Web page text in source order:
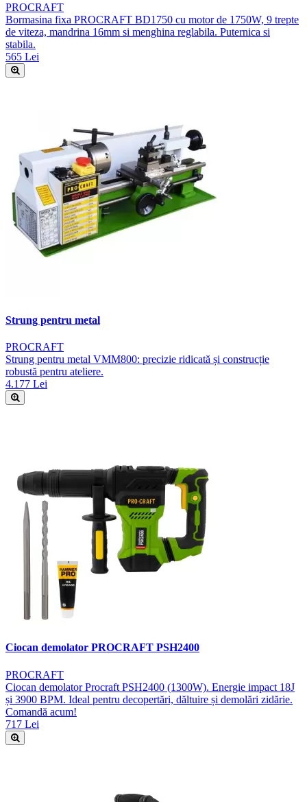
PROCRAFT
Bormasina fixa PROCRAFT BD1750 cu motor de 1750W, 9 trepte
de viteza, mandrina 16mm si menghina reglabila. Puternica si
stabila.
565 Lei
Strung pentru metal
PROCRAFT
Strung pentru metal VMM800: precizie ridicată și construcție
robustă pentru ateliere.
4.177 Lei
Ciocan demolator PROCRAFT PSH2400
PROCRAFT
Ciocan demolator Procraft PSH2400 (1300W). Energie impact 18J
și 3900 BPM. Ideal pentru decopertări, dăltuire și demolări zidărie.
Comandă acum!
717 Lei